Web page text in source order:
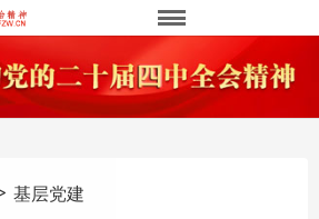
基层党建